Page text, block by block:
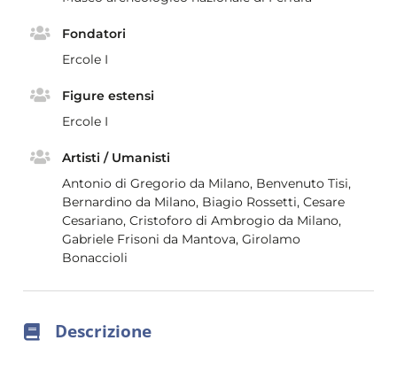
Fondatori
Ercole I
Figure estensi
Ercole I
Artisti / Umanisti
Antonio di Gregorio da Milano, Benvenuto Tisi,
Bernardino da Milano, Biagio Rossetti, Cesare
Cesariano, Cristoforo di Ambrogio da Milano,
Gabriele Frisoni da Mantova, Girolamo
Bonaccioli
Descrizione